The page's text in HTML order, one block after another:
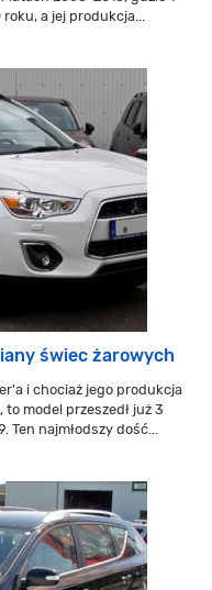
a jej produkcja...
świec żarowych
i chociaż jego produkcja
model przeszedł już 3
najmłodszy dość...